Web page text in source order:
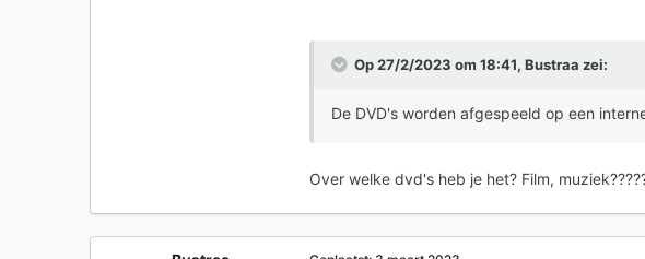
Op 27/2/2023 om 18:41,Bustraa zei:
De DVD's worden afgespeeld op een
Over welke dvd's heb je het? Film,